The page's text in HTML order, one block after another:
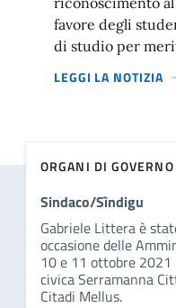
favore degli
di studio per
LEGGI LA NOTIZIA
ORGANI DI GOVERNO
Sindaco/Sìndigu
Gabriele Littera è
occasione delle
10 e 11 ottobre
civica Serramanna
Citadi Mellus.